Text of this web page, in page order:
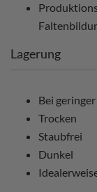
Lagerung
Bei
Trocken
Staubfrei
Dunkel